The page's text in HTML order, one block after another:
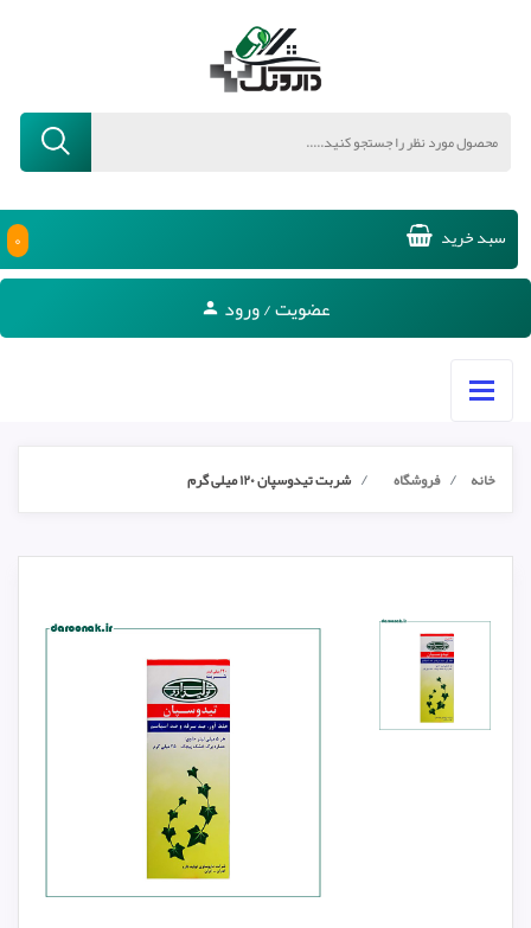
سبد خرید ۰
عضویت / ورود
خانه فروشگاه شربت تیدوسپان ۱۲۰ میلی گرم